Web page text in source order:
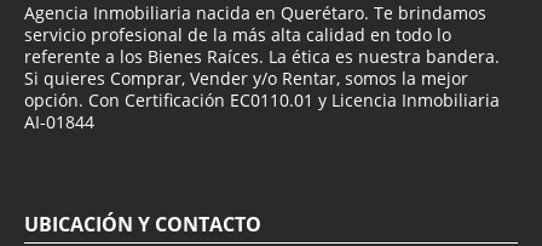
Agencia Inmobiliaria nacida en Querétaro. Te brindamos
servicio profesional de la más alta calidad en todo lo
referente a los Bienes Raíces. La ética es nuestra bandera.
Si quieres Comprar, Vender y/o Rentar, somos la mejor
opción. Con Certificación EC0110.01 y Licencia Inmobiliaria
AI-01844
UBICACIÓN Y CONTACTO